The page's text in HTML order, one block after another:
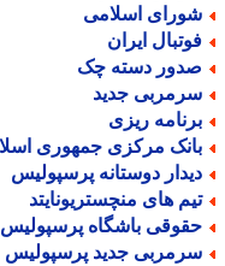
اسلامی
ایران
دسته چک
جدید
ریزی
مرکزی جمهوری اسلامی
دوستانه پرسپولیس
های منچستریونایتد
باشگاه پرسپولیس
جدید پرسپولیس